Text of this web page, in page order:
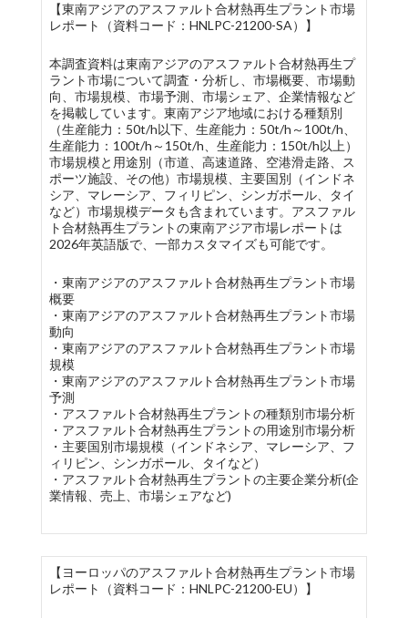
【東南アジアのアスファルト合材熱再生プラント市場
レポート（資料コード：HNLPC-21200-SA）】
本調査資料は東南アジアのアスファルト合材熱再生プ
ラント市場について調査・分析し、市場概要、市場動
向、市場規模、市場予測、市場シェア、企業情報など
を掲載しています。東南アジア地域における種類別
（生産能力：50t/h以下、生産能力：50t/h～100t/h、
生産能力：100t/h～150t/h、生産能力：150t/h以上）
市場規模と用途別（市道、高速道路、空港滑走路、ス
ポーツ施設、その他）市場規模、主要国別（インドネ
シア、マレーシア、フィリピン、シンガポール、タイ
など）市場規模データも含まれています。アスファル
ト合材熱再生プラントの東南アジア市場レポートは
2026年英語版で、一部カスタマイズも可能です。
・東南アジアのアスファルト合材熱再生プラント市場
概要
・東南アジアのアスファルト合材熱再生プラント市場
動向
・東南アジアのアスファルト合材熱再生プラント市場
規模
・東南アジアのアスファルト合材熱再生プラント市場
予測
・アスファルト合材熱再生プラントの種類別市場分析
・アスファルト合材熱再生プラントの用途別市場分析
・主要国別市場規模（インドネシア、マレーシア、フ
ィリピン、シンガポール、タイなど）
・アスファルト合材熱再生プラントの主要企業分析(企
業情報、売上、市場シェアなど)
【ヨーロッパのアスファルト合材熱再生プラント市場
レポート（資料コード：HNLPC-21200-EU）】